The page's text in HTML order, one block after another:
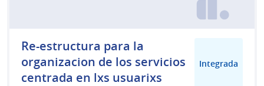
Re-estructura para la
organizacion de los servicios
centrada en lxs usuarixs
Integrada